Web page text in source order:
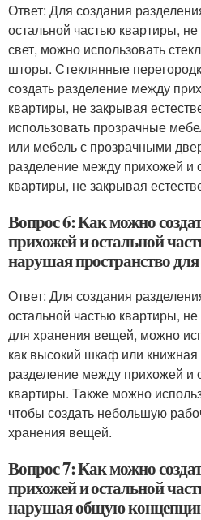
Ответ: Для создания
остальной частью квартиры,
свет, можно использовать
шторы. Стеклянные
создать разделение между
квартиры, не закрывая
использовать прозрачные
или мебель с прозрачными
разделение между прихожей и
квартиры, не закрывая
Вопрос 6: Как можно
прихожей и остальной
нарушая пространство
Ответ: Для создания
остальной частью квартиры,
для хранения вещей, можно
как высокий шкаф или книжная
разделение между прихожей и
квартиры. Также можно
чтобы создать небольшую
хранения вещей.
Вопрос 7: Как можно
прихожей и остальной
нарушая общую